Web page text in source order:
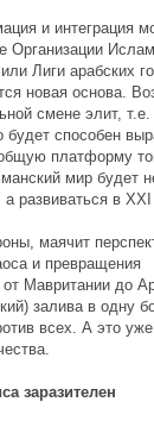
и интеграция
Организации
Лиги арабских
новая основа.
смене элит,
будет способен
платформу
мир будет
а развиваться в XXI
маячит
и превращения
от Мавритании до
залива в одну
всех. А это уже
заразителен